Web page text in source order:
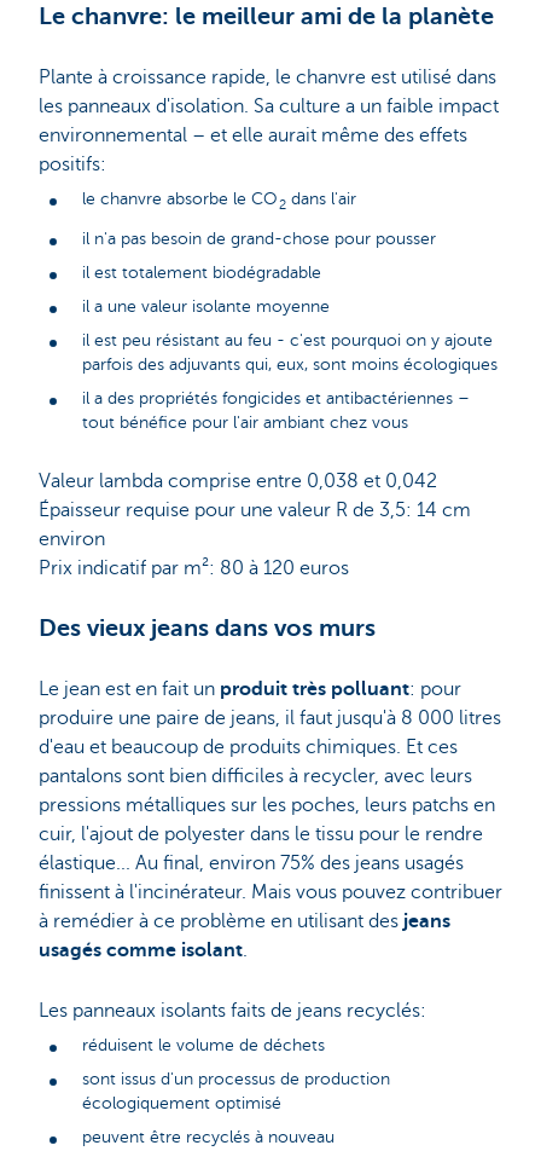
Le chanvre: le meilleur ami de la planète
Plante à croissance rapide, le chanvre est utilisé dans
les panneaux d'isolation. Sa culture a un faible impact
environnemental – et elle aurait même des effets
positifs:
le chanvre absorbe le CO2 dans l'air
il n'a pas besoin de grand-chose pour pousser
il est totalement biodégradable
il a une valeur isolante moyenne
il est peu résistant au feu - c'est pourquoi on y ajoute
parfois des adjuvants qui, eux, sont moins écologiques
il a des propriétés fongicides et antibactériennes –
tout bénéfice pour l'air ambiant chez vous
Valeur lambda comprise entre 0,038 et 0,042
Épaisseur requise pour une valeur R de 3,5: 14 cm
environ
Prix indicatif par m²: 80 à 120 euros
Des vieux jeans dans vos murs
Le jean est en fait un produit très polluant: pour
produire une paire de jeans, il faut jusqu'à 8 000 litres
d'eau et beaucoup de produits chimiques. Et ces
pantalons sont bien difficiles à recycler, avec leurs
pressions métalliques sur les poches, leurs patchs en
cuir, l'ajout de polyester dans le tissu pour le rendre
élastique... Au final, environ 75% des jeans usagés
finissent à l'incinérateur. Mais vous pouvez contribuer
à remédier à ce problème en utilisant des jeans
usagés comme isolant.
Les panneaux isolants faits de jeans recyclés:
réduisent le volume de déchets
sont issus d'un processus de production
écologiquement optimisé
peuvent être recyclés à nouveau